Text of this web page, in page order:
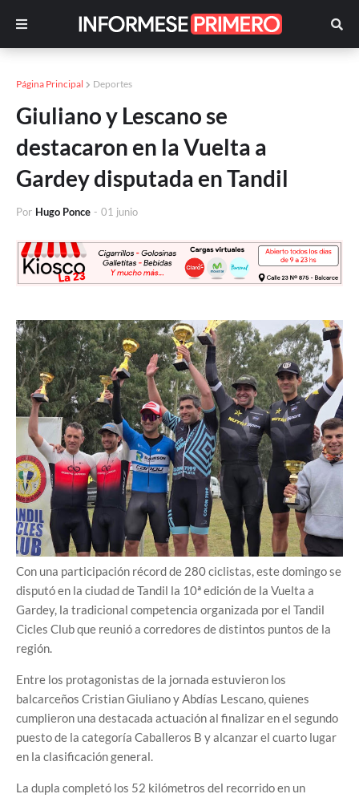
Página Principal Deportes
Giuliano y Lescano se
destacaron en la Vuelta a
Gardey disputada en Tandil
Por Hugo Ponce - 01 junio
Con una participación récord de 280 ciclistas, este domingo se
disputó en la ciudad de Tandil la 10ª edición de la Vuelta a
Gardey, la tradicional competencia organizada por el Tandil
Cicles Club que reunió a corredores de distintos puntos de la
región.
Entre los protagonistas de la jornada estuvieron los
balcarceños Cristian Giuliano y Abdías Lescano, quienes
cumplieron una destacada actuación al finalizar en el segundo
puesto de la categoría Caballeros B y alcanzar el cuarto lugar
en la clasificación general.
La dupla completó los 52 kilómetros del recorrido en un